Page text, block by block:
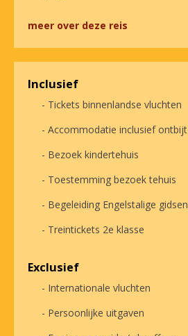
meer over deze reis
Inclusief
- Tickets binnenlandse vluchten
- Accommodatie inclusief ontbijt
- Bezoek kindertehuis
- Toestemming bezoek tehuis
- Begeleiding Engelstalige gidsen
- Treintickets 2e klasse
Exclusief
- Internationale vluchten
- Persoonlijke uitgaven